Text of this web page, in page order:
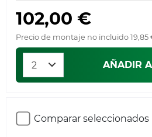
102,00 €
Precio de montaje no incluido 19,85
AÑADIR
Comparar seleccionados